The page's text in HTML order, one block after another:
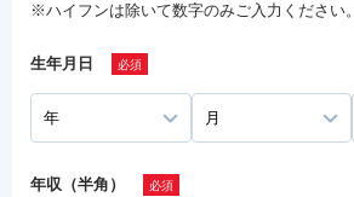
※ハイフンは除いて数字のみご入力ください。
生年月日
年収（半角）